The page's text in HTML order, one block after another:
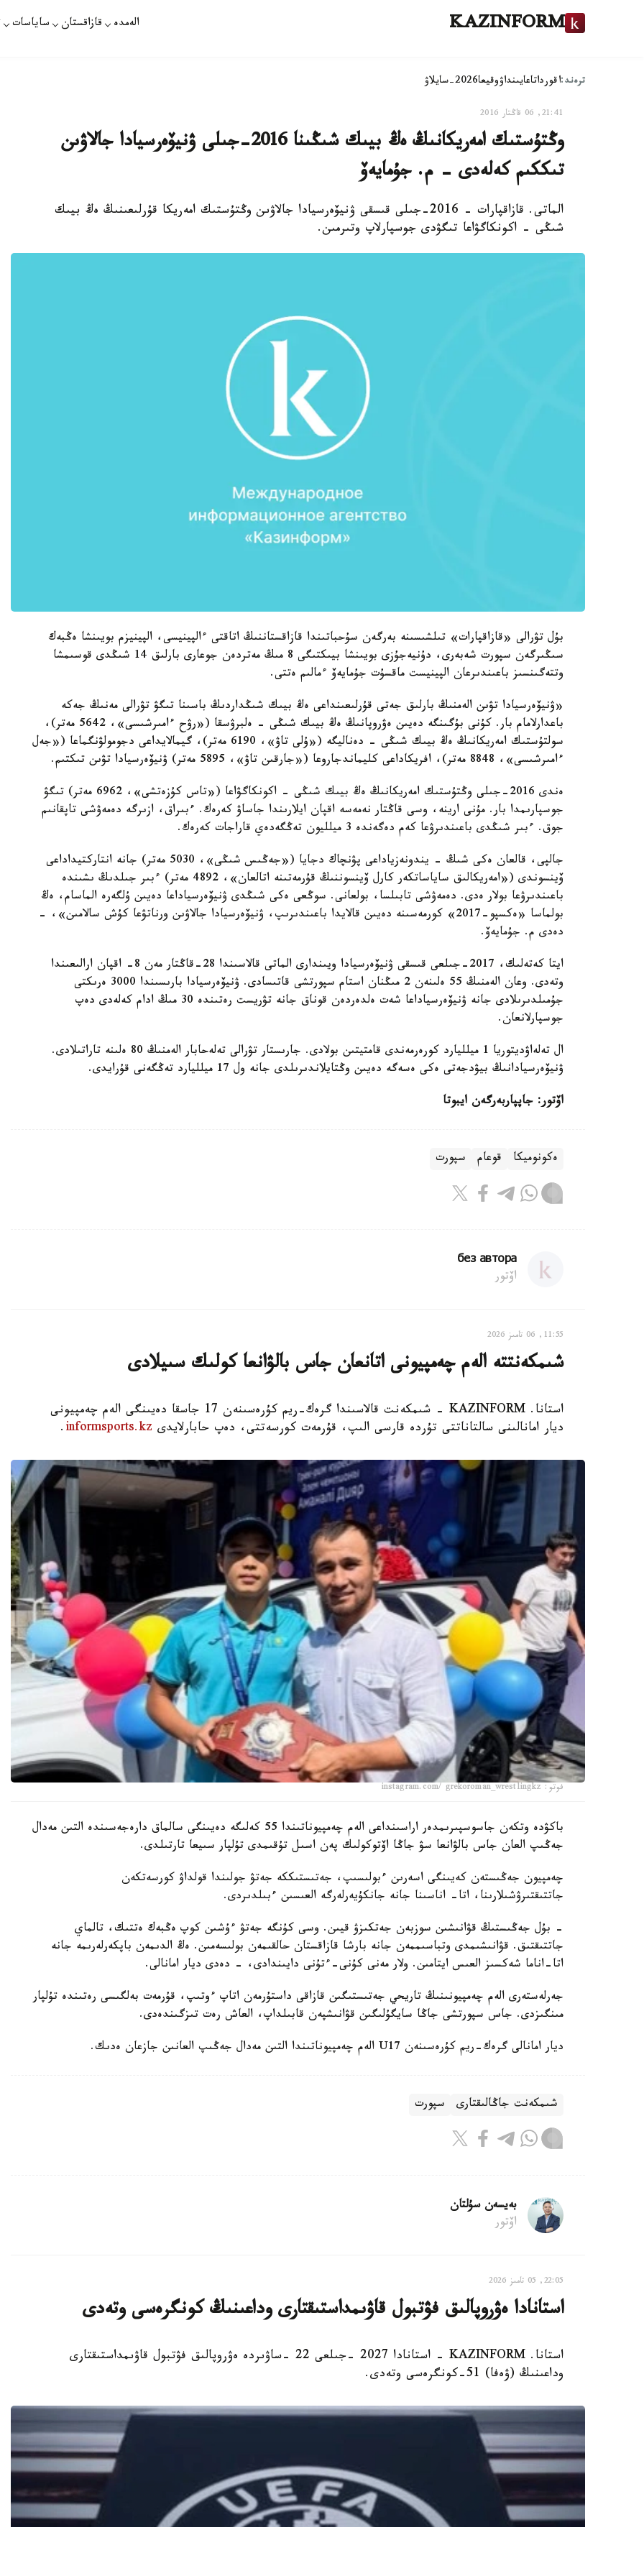
KAZINFORM الەمدە قازاقستان ساياسات
ترەند:اقورداتاعايىنداۋوقيعا2026-سايلاۋ
21:41, 06 قاڭتار 2016
وڭتۇستىك امەريكانىڭ ەڭ بيىك شىڭىنا 2016-جىلى ۋنيۆەرسيادا جالاۋىن
تىككىم كەلەدى - م. جۇمايەۆ
الماتى. قازاقپارات - 2016-جىلى قىسقى ۋنيۆەرسيادا جالاۋىن وڭتۇستىك امەريكا قۇرلىعىنىڭ ەڭ بيىك
شىڭى - اكونكاگۋاعا تىگۋدى جوسپارلاپ وتىرمىن.
بۇل تۋرالى «قازاقپارات» تىلشىسىنە بەرگەن سۇحباتىندا قازاقستاننىڭ اتاقتى ءالپينيسى، الپينيزم بويىنشا ەڭبەك
سىڭىرگەن سپورت شەبەرى، دۇنيەجۇزى بويىنشا بيىكتىگى 8 مىڭ مەتردەن جوعارى بارلىق 14 شىڭدى قوسىمشا
وتتەگىنسىز باعىندىرعان الپينيست ماقسۇت جۇمايەۆ ءمالىم ەتتى.
«ۋنيۆەرسيادا تۋىن الەمنىڭ بارلىق جەتى قۇرلىعىنداعى ەڭ بيىك شىڭداردىڭ باسىنا تىگۋ تۋرالى مەنىڭ جەكە
باعدارلامام بار. كۇنى بۇگىنگە دەيىن ەۋروپانىڭ ەڭ بيىك شىڭى - ەلبرۋسقا («رۋح ءامىرشىسى»، 5642 مەتر)،
سولتۇستىك امەريكانىڭ ەڭ بيىك شىڭى - دەناليگە («ۇلى تاۋ»، 6190 مەتر)، گيمالايداعى دجومولۋنگماعا («جەل
ءامىرشىسى»، 8848 مەتر)، افريكاداعى كليماندجاروعا («جارقىن تاۋ»، 5895 مەتر) ۋنيۆەرسيادا تۋىن تىكتىم.
ەندى 2016-جىلى وڭتۇستىك امەريكانىڭ ەڭ بيىك شىڭى - اكونكاگۋاعا («تاس كۇزەتشى»، 6962 مەتر) تىگۋ
جوسپارىمدا بار. مۇنى ارينە، وسى قاڭتار نەمەسە اقپان ايلارىندا جاساۋ كەرەك. ءبىراق، ازىرگە دەمەۋشى تاپقانىم
جوق. ءبىر شىڭدى باعىندىرۋعا كەم دەگەندە 3 ميلليون تەڭگەدەي قاراجات كەرەك.
جالپى، قالعان ەكى شىڭ - يندونەزياداعى پۋنچاك دجايا («جەڭىس شىڭى»، 5030 مەتر) جانە انتاركتيداداعى
ۆينسوندى («امەريكالىق ساياساتكەر كارل ۆينسوننىڭ قۇرمەتىنە اتالعان»، 4892 مەتر) ءبىر جىلدىڭ ىشىندە
باعىندىرۋعا بولار ەدى. دەمەۋشى تابىلسا، بولعانى. سوڭعى ەكى شىڭدى ۋنيۆەرسياداعا دەيىن ۇلگەرە الماسام، ەڭ
بولماسا «ەكسپو-2017» كورمەسىنە دەيىن قالايدا باعىندىرىپ، ۋنيۆەرسيادا جالاۋىن ورناتۋعا كۇش سالامىن»، -
دەدى م. جۇمايەۆ.
ايتا كەتەلىك، 2017-جىلعى قىسقى ۋنيۆەرسيادا ويىندارى الماتى قالاسىندا 28-قاڭتار مەن 8- اقپان ارالىعىندا
وتەدى. وعان الەمنىڭ 55 ەلىنەن 2 مىڭنان استام سپورتشى قاتىسادى. ۋنيۆەرسيادا بارىسىندا 3000 ەرىكتى
جۇمىلدىرىلادى جانە ۋنيۆەرسياداعا شەت ەلدەردەن قوناق جانە تۋريست رەتىندە 30 مىڭ ادام كەلەدى دەپ
جوسپارلانعان.
ال تەلەاۋديتوريا 1 ميلليارد كورەرمەندى قامتيتىن بولادى. جارىستار تۋرالى تەلەحابار الەمنىڭ 80 ەلىنە تاراتىلادى.
ۋنيۆەرسيادانىڭ بيۋدجەتى ەكى ەسەگە دەيىن وڭتايلاندىرىلدى جانە ول 17 ميلليارد تەڭگەنى قۇرايدى.
اۆتور: جاپپاربەرگەن ايبوتا
ەكونوميكا قوعام سپورت
без автора
اۆتور
11:55, 06 تامىز 2026
شىمكەنتتە الەم چەمپيونى اتانعان جاس بالۋانعا كولىك سىيلادى
استانا. KAZINFORM - شىمكەنت قالاسىندا گرەك-ريم كۇرەسىنەن 17 جاسقا دەيىنگى الەم چەمپيونى
ديار امانالىنى سالتاناتتى تۇردە قارسى الىپ، قۇرمەت كورسەتتى، دەپ حابارلايدى informsports.kz
.
فوتو: instagram.com/ grekoroman_wrestlingkz
باكۋدە وتكەن جاسوسپىرىمدەر اراسىنداعى الەم چەمپيوناتىندا 55 كەلىگە دەيىنگى سالماق دارەجەسىندە التىن مەدال
جەڭىپ العان جاس بالۋانعا سۋ جاڭا اۆتوكولىك پەن اسىل تۇقىمدى تۇلپار سىيعا تارتىلدى.
چەمپيون جەڭىستەن كەيىنگى اسەرىن ءبولىسىپ، جەتىستىككە جەتۋ جولىندا قولداۋ كورسەتكەن
جاتتىقتىرۋشىلارىنا، اتا- اناسىنا جانە جانكۇيەرلەرگە العىسىن ءبىلدىردى.
- بۇل جەڭىستىڭ قۋانىشىن سوزبەن جەتكىزۋ قيىن. وسى كۇنگە جەتۋ ءۇشىن كوپ ەڭبەك ەتتىك، تالماي
جاتتىقتىق. قۋانىشىمدى وتباسىممەن جانە بارشا قازاقستان حالقىمەن بولىسەمىن. ەڭ الدىمەن باپكەرلەرىمە جانە
اتا-اناما شەكسىز العىس ايتامىن. ولار مەنى كۇنى-ءتۇنى دايىندادى، - دەدى ديار امانالى.
جەرلەستەرى الەم چەمپيونىنىڭ تاريحي جەتىستىگىن قازاقى داستۇرمەن اتاپ ءوتىپ، قۇرمەت بەلگىسى رەتىندە تۇلپار
مىنگىزدى. جاس سپورتشى جاڭا سايگۇلىگىن قۋانىشپەن قابىلداپ، العاش رەت تىزگىندەدى.
ديار امانالى گرەك-ريم كۇرەسىنەن U17 الەم چەمپيوناتىندا التىن مەدال جەڭىپ العانىن جازعان ەدىك.
شىمكەنت جاڭالىقتارى سپورت
بەيسەن سۇلتان
اۆتور
22:05, 05 تامىز 2026
استانادا ەۋروپالىق فۋتبول قاۋىمداستىقتارى وداعىنىڭ كونگرەسى وتەدى
استانا. KAZINFORM - استانادا 2027 -جىلعى 22 -ساۋىردە ەۋروپالىق فۋتبول قاۋىمداستىقتارى
وداعىنىڭ (ۋەفا) 51-كونگرەسى وتەدى.